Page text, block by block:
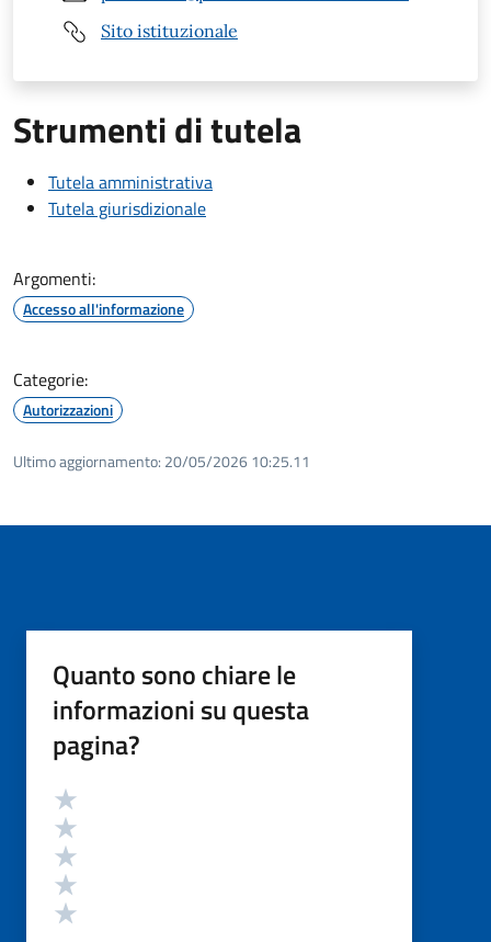
Sito istituzionale
Strumenti di tutela
Tutela amministrativa
Tutela giurisdizionale
Argomenti:
Accesso all'informazione
Categorie:
Autorizzazioni
Ultimo aggiornamento: 20/05/2026 10:25.11
Quanto sono chiare le
informazioni su questa
pagina?
Valutazione